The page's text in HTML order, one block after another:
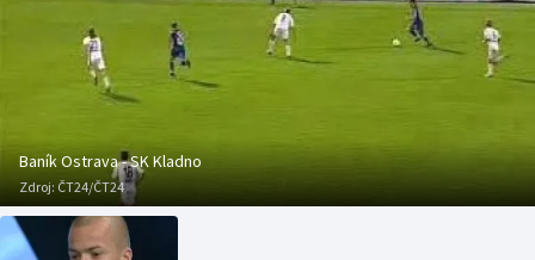
DALŠÍ SPORTY
Baseball a softbal
Basketbal
Soutěže
Historické návraty
Baník Ostrava - SK Kladno
Zdroj: ČT24/ČT24